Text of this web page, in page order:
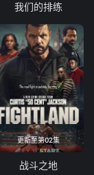
我们的排练
更新至第02集
战斗之地